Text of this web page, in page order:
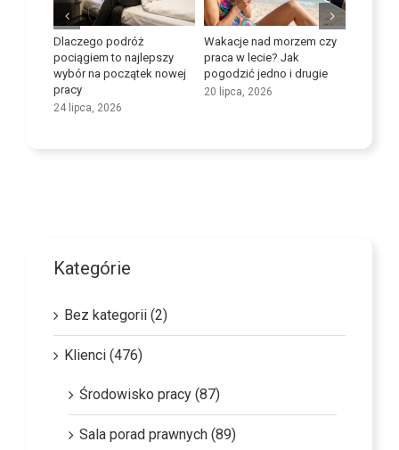
Dlaczego podróż
pociągiem to najlepszy
wybór na początek nowej
pracy
24 lipca, 2026
Wakacje nad morzem czy
praca w lecie? Jak
pogodzić jedno i drugie
20 lipca, 2026
Kategórie
Bez kategorii (2)
Klienci (476)
Środowisko pracy (87)
Sala porad prawnych (89)